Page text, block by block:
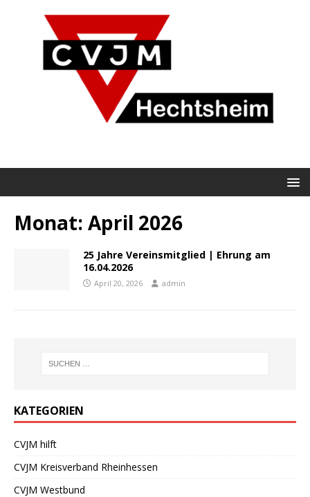
Monat: April 2026
25 Jahre Vereinsmitglied | Ehrung am
16.04.2026
April 20, 2026 admin
KATEGORIEN
CVJM hilft
CVJM Kreisverband Rheinhessen
CVJM Westbund